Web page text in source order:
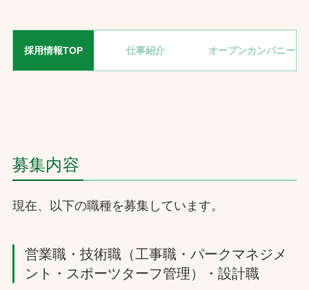
お問合せ
お取引先の皆様へ
ソーシャルメディアポリシー
採用情報TOP 仕事紹介 オープンカンパニー
募集内容
現在、以下の職種を募集しています。
営業職・技術職（工事職・パークマネジメ
ント・スポーツターフ管理）・設計職